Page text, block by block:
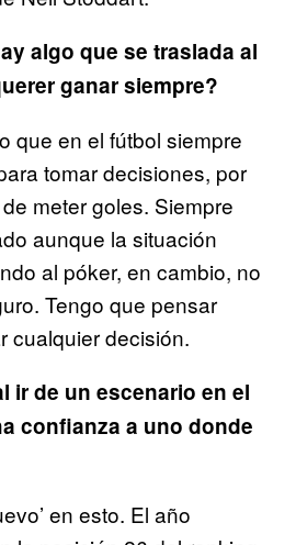
algo que se traslada al
ganar siempre?
que en el fútbol siempre
tomar decisiones, por
meter goles. Siempre
aunque la situación
al póker, en cambio, no
Tengo que pensar
cualquier decisión.
ir de un escenario en el
confianza a uno donde
en esto. El año